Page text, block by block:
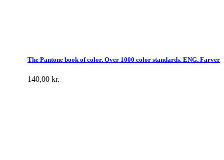
The Pantone book of color. Over 1000 color standards. ENG. Farver
140,00 kr.